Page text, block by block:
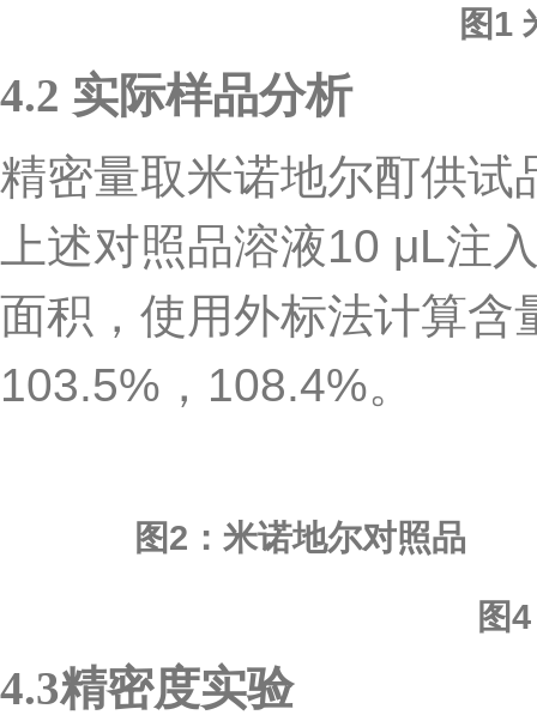
图1
4.2 实际样品分析
精密量取米诺地尔酊供试
上述对照品溶液10 μL注
面积，使用外标法计算含
103.5% ， 108.4%。
图2：米诺地尔对照品
图
4.3精密度实验